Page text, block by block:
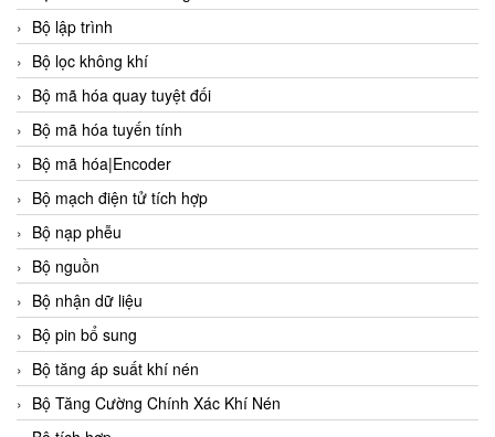
Bộ lập trình
Bộ lọc không khí
Bộ mã hóa quay tuyệt đối
Bộ mã hóa tuyến tính
Bộ mã hóa|Encoder
Bộ mạch điện tử tích hợp
Bộ nạp phễu
Bộ nguồn
Bộ nhận dữ liệu
Bộ pin bổ sung
Bộ tăng áp suất khí nén
Bộ Tăng Cường Chính Xác Khí Nén